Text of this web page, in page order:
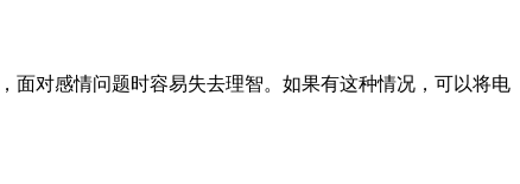
面对感情问题时容易失去理智。如果有这种情况，可以将电